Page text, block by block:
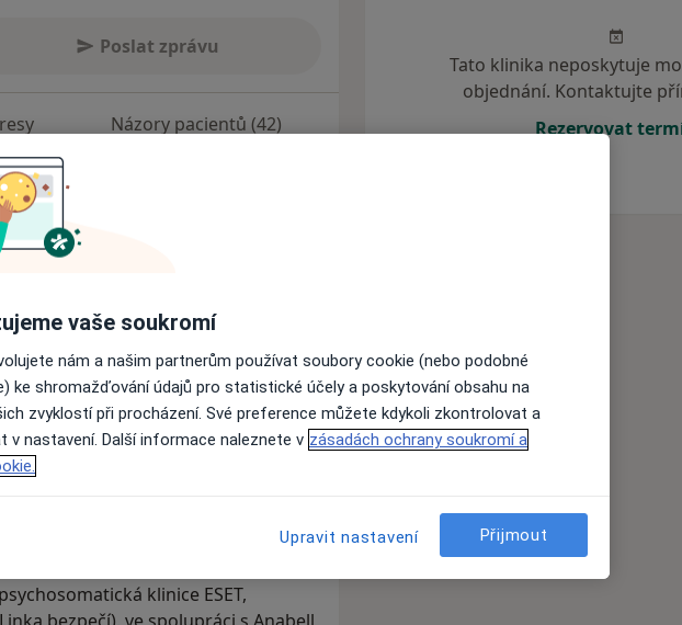
Poslat zprávu
Názory pacientů (42)
známého lékaře nebo jako video-
uhradit před videohovorem na
poradenstvím, dále také
či dospívajícím v tíživé životní
složité situace v rodině či na
(deprese, úzkosti, strachy,
symptomům a řeči těla, problémů
směru, na zpracování traumatické
www.dikobrazz.cz Své zkušenosti
klinice ESET,
Tato klinika neposkytuje
objednání. Kontaktujte
Rezervovat
vaše soukromí
nám a našim partnerům používat soubory cookie (nebo podobné
ke shromažďování údajů pro statistické účely a poskytování obsahu na
zvyklostí při procházení. Své preference můžete kdykoli zkontrolovat a
v nastavení. Další informace naleznete v zásadách ochrany soukromí a
Upravit nastavení Přijmout